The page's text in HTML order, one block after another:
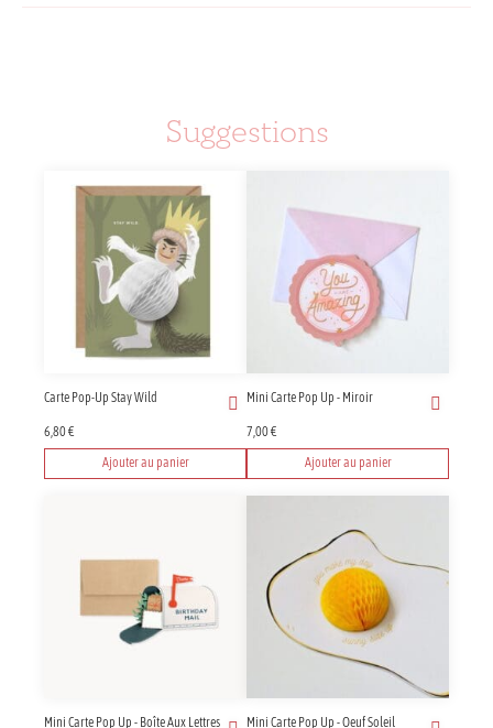
Suggestions
Carte Pop-Up Stay Wild
6,80€
Ajouter au panier
Mini Carte Pop Up - Miroir
7,00€
Ajouter au panier
Mini Carte Pop Up - Boîte Aux Lettres Mini Carte Pop Up - Oeuf Soleil